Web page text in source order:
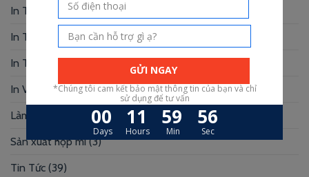
In Tranh
In Truyện Tranh(4)
In Túi Giấy
In Voucher(12)
Làm Hộp Đựng
(30)
Sản xuất hộp mi(3)
Tin Tức (39)